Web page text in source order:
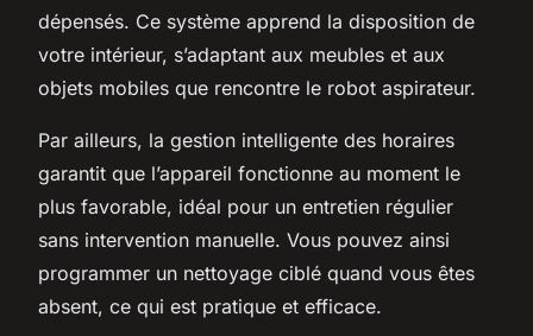
dépensés. Ce système apprend la disposition de
votre intérieur, s’adaptant aux meubles et aux
objets mobiles que rencontre le robot aspirateur.
Par ailleurs, la gestion intelligente des horaires
garantit que l’appareil fonctionne au moment le
plus favorable, idéal pour un entretien régulier
sans intervention manuelle. Vous pouvez ainsi
programmer un nettoyage ciblé quand vous êtes
absent, ce qui est pratique et efficace.